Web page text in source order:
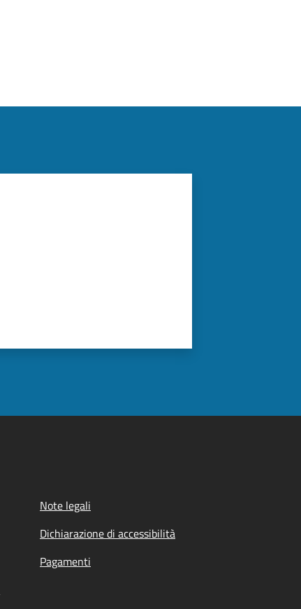
Note legali
Dichiarazione di accessibilità
Pagamenti